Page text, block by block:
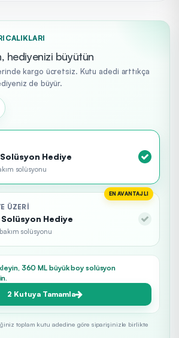
hediyenizi büyütün
kargo ücretsiz. Kutu adedi arttıkça
de büyür.
Hediye
solüsyonu
EN AVANTAJLI
ÜZERI
Hediye
solüsyonu
360 ML büyük boy solüsyon
2 Kutuya Tamamla
toplam kutu adedine göre siparişinizle birlikte